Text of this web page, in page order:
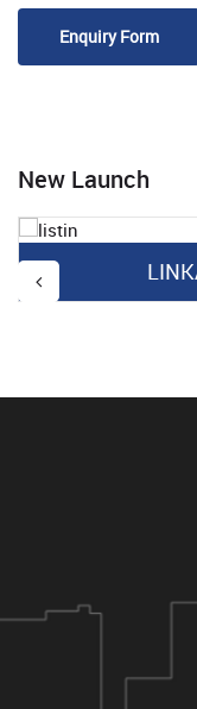
Enquiry Form
New Launch